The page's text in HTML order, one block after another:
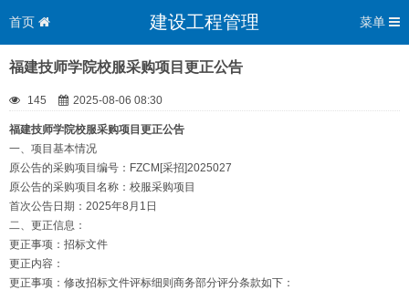
首页 建设工程管理 菜单
福建技师学院校服采购项目更正公告
145 2025-08-06 08:30
福建技师学院校服采购项目更正公告
一、项目基本情况
原公告的采购项目编号：FZCM[采招]2025027
原公告的采购项目名称：校服采购项目
首次公告日期：2025年8月1日
二、更正信息：
更正事项：招标文件
更正内容：
更正事项：修改招标文件评标细则商务部分评分条款如下：